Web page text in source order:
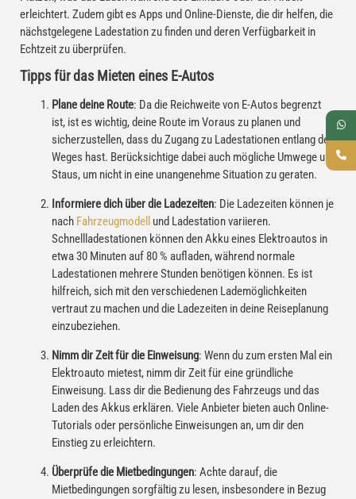
erleichtert. Zudem gibt es Apps und Online-Dienste, die dir helfen, die
nächstgelegene Ladestation zu finden und deren Verfügbarkeit in
Echtzeit zu überprüfen.
Tipps für das Mieten eines E-Autos
Plane deine Route: Da die Reichweite von E-Autos begrenzt
ist, ist es wichtig, deine Route im Voraus zu planen und
sicherzustellen, dass du Zugang zu Ladestationen entlang des
Weges hast. Berücksichtige dabei auch mögliche Umwege und
Staus, um nicht in eine unangenehme Situation zu geraten.
Informiere dich über die Ladezeiten: Die Ladezeiten können je
nach Fahrzeugmodell und Ladestation variieren.
Schnellladestationen können den Akku eines Elektroautos in
etwa 30 Minuten auf 80 % aufladen, während normale
Ladestationen mehrere Stunden benötigen können. Es ist
hilfreich, sich mit den verschiedenen Lademöglichkeiten
vertraut zu machen und die Ladezeiten in deine Reiseplanung
einzubeziehen.
Nimm dir Zeit für die Einweisung: Wenn du zum ersten Mal ein
Elektroauto mietest, nimm dir Zeit für eine gründliche
Einweisung. Lass dir die Bedienung des Fahrzeugs und das
Laden des Akkus erklären. Viele Anbieter bieten auch Online-
Tutorials oder persönliche Einweisungen an, um dir den
Einstieg zu erleichtern.
Überprüfe die Mietbedingungen: Achte darauf, die
Mietbedingungen sorgfältig zu lesen, insbesondere in Bezug